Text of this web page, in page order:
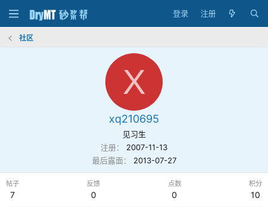
登录 注册
社区
X
xq210695
见习生
注册
2007-11-13
最后露面
2013-07-27
帖子
7
反馈
0
点数
0
积分
10